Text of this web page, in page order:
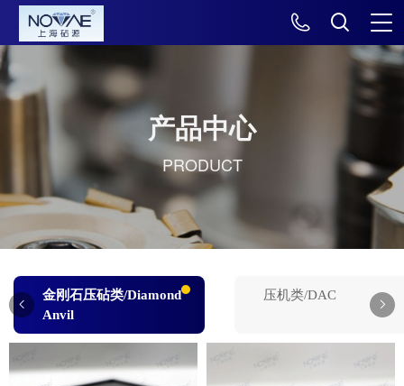
产品中心
PRODUCT
金刚石压砧类/Diamond
Anvil
压机类/DAC